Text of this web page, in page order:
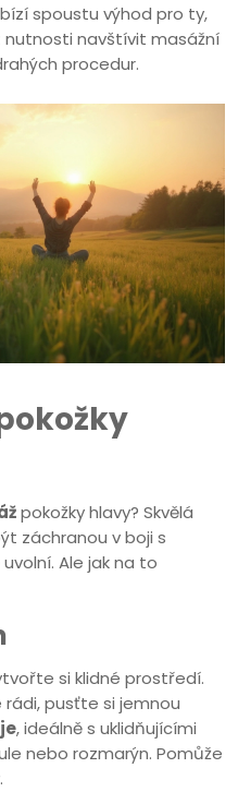
spoustu výhod pro ty,
navštívit masážní
procedur.
pokožky hlavy? Skvělá
záchranou v boji s
Ale jak na to
si klidné prostředí.
pusťte si jemnou
, ideálně s uklidňujícími
nebo rozmarýn. Pomůže